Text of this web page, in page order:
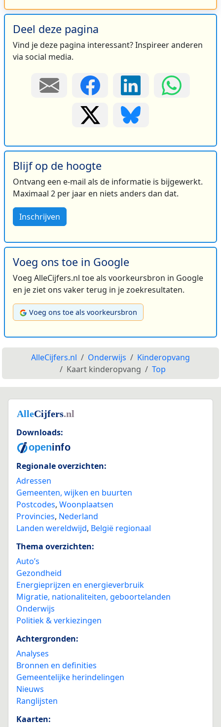
Deel deze pagina
Vind je deze pagina interessant? Inspireer anderen
via social media.
Blijf op de hoogte
Ontvang een e-mail als de informatie is bijgewerkt.
Maximaal 2 per jaar en niets anders dan dat.
Inschrijven
Voeg ons toe in Google
Voeg AlleCijfers.nl toe als voorkeursbron in Google
en je ziet ons vaker terug in je zoekresultaten.
Voeg ons toe als voorkeursbron
AlleCijfers.nl Onderwijs
Kinderopvang
Kaart kinderopvang
Top
Downloads:
Regionale overzichten:
Adressen
Gemeenten, wijken en buurten
Postcodes, Woonplaatsen
Provincies, Nederland
Landen wereldwijd, België regionaal
Thema overzichten:
Auto’s
Gezondheid
Energieprijzen en energieverbruik
Migratie, nationaliteiten, geboortelanden
Onderwijs
Politiek & verkiezingen
Achtergronden:
Analyses
Bronnen en definities
Gemeentelijke herindelingen
Nieuws
Ranglijsten
Kaarten: